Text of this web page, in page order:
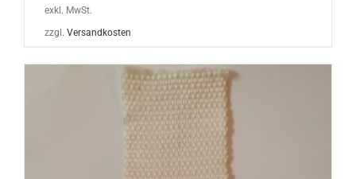
exkl. MwSt.
zzgl. Versandkosten